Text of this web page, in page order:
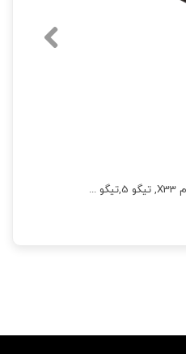
میل موجگیر جلو ام وی ام X33, تیگو 5,تیگو 8,X55,تیگو7,X22,فونیکس (FX),X22 پرو